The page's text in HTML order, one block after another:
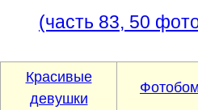
(часть 83, 50
Красивые
девушки